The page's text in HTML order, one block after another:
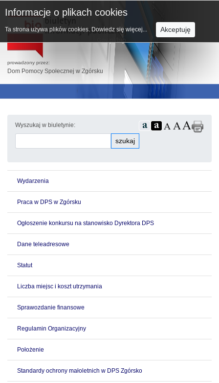
prowadzony przez:
Dom Pomocy Społecznej w Zgórsku
Wyszukaj w biuletynie:
szukaj
Wydarzenia
Praca w DPS w Zgórsku
Ogłoszenie konkursu na stanowisko Dyrektora DPS
Dane teleadresowe
Statut
Liczba miejsc i koszt utrzymania
Sprawozdanie finansowe
Regulamin Organizacyjny
Położenie
Standardy ochrony małoletnich w DPS Zgórsko
Informacje o plikach cookies
Ta strona używa plików cookies. Dowiedz się więcej... Akceptuję